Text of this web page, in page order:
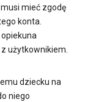
musi mieć zgodę
konta.
użytkownikiem.
dziecku na
niego